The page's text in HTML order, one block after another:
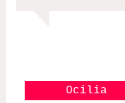
Ocilia